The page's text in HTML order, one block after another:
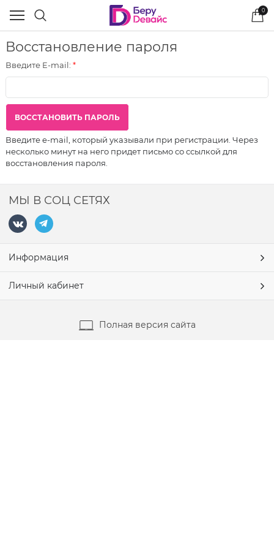
0
Восстановление пароля
Введите E-mail:
ВОСCТАНОВИТЬ ПАРОЛЬ
Введите e-mail, который указывали при регистрации. Через
несколько минут на него придет письмо со ссылкой для
восстановления пароля.
МЫ В СОЦ СЕТЯХ
Информация
Личный кабинет
Полная версия сайта